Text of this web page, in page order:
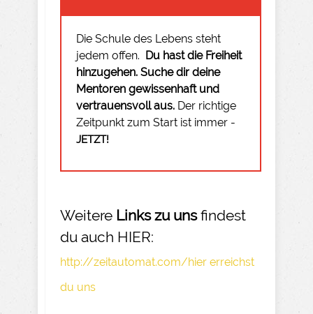
Die Schule des Lebens steht
jedem offen.
Du hast die Freiheit
hinzugehen. Suche dir deine
Mentoren gewissenhaft und
vertrauensvoll aus. Der richtige
Zeitpunkt zum Start ist immer -
JETZT!
Weitere Links zu unsfindest
du auch HIER:
http://zeitautomat.com/hier erreichst
du uns